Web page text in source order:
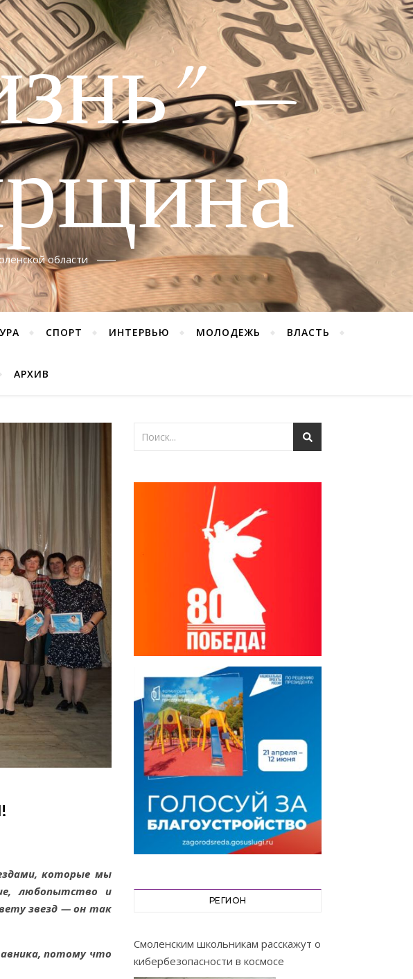
—
области
СПОРТ ИНТЕРВЬЮ МОЛОДЕЖЬ ВЛАСТЬ
АРХИВ
которые мы
любопытство и
звезд — он так
потому что
РЕГИОН
Смоленским школьникам расскажут о
кибербезопасности в космосе